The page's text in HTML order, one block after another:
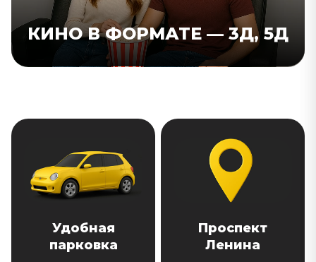
КИНО В ФОРМАТЕ — 3Д, 5Д
Удобная
парковка
Проспект
Ленина